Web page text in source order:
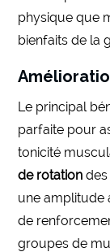
physique que
bienfaits de la
Le principal
parfaite pour
tonicité
de rotation
une amplitude
de
groupes de